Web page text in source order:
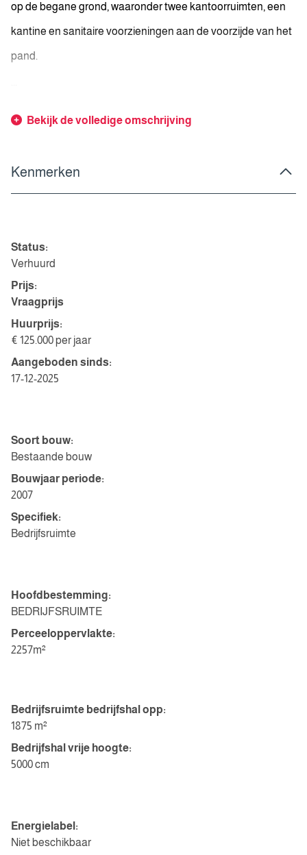
op de begane grond, waaronder twee kantoorruimten, een
kantine en sanitaire voorzieningen aan de voorzijde van het
pand.
Bekijk de volledige omschrijving
Kenmerken
Status:
Verhuurd
Prijs:
Vraagprijs
Huurprijs:
€ 125.000 per jaar
Aangeboden sinds:
17-12-2025
Soort bouw:
Bestaande bouw
Bouwjaar periode:
2007
Specifiek:
Bedrijfsruimte
Hoofdbestemming:
BEDRIJFSRUIMTE
Perceeloppervlakte:
2257m²
Bedrijfsruimte bedrijfshal opp:
1875 m²
Bedrijfshal vrije hoogte:
5000 cm
Energielabel:
Niet beschikbaar